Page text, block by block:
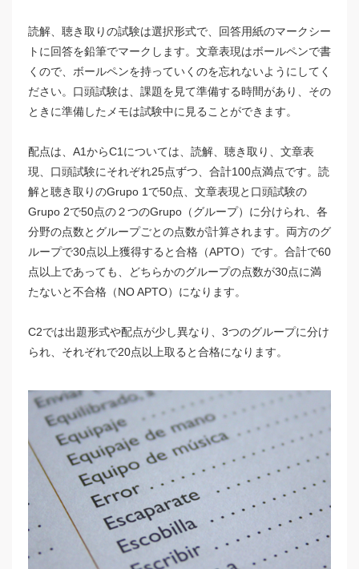
読解、聴き取りの試験は選択形式で、回答用紙のマークシー
トに回答を鉛筆でマークします。文章表現はボールペンで書
くので、ボールペンを持っていくのを忘れないようにしてく
ださい。口頭試験は、課題を見て準備する時間があり、その
ときに準備したメモは試験中に見ることができます。
配点は、A1からC1については、読解、聴き取り、文章表
現、口頭試験にそれぞれ25点ずつ、合計100点満点です。読
解と聴き取りのGrupo 1で50点、文章表現と口頭試験の
Grupo 2で50点の２つのGrupo（グループ）に分けられ、各
分野の点数とグループごとの点数が計算されます。両方のグ
ループで30点以上獲得すると合格（APTO）です。合計で60
点以上であっても、どちらかのグループの点数が30点に満
たないと不合格（NO APTO）になります。
C2では出題形式や配点が少し異なり、3つのグループに分け
られ、それぞれで20点以上取ると合格になります。